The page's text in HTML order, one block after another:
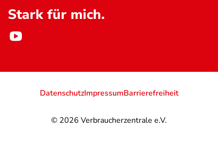
Stark für mich.
© 2026 Verbraucherzentrale e.V.
DatenschutzImpressumBarrierefreiheit